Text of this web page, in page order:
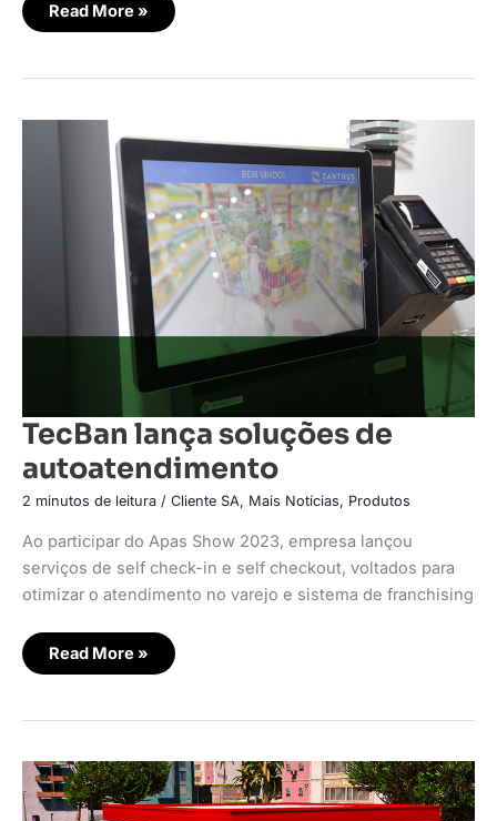
Read More »
TecBan lança soluções de
autoatendimento
2 minutos de leitura / Cliente SA, Mais Notícias, Produtos
Ao participar do Apas Show 2023, empresa lançou
serviços de self check-in e self checkout, voltados para
otimizar o atendimento no varejo e sistema de franchising
TecBan
soluções
autoatendimento
Read More »
Banco24Horas
aposta
no
metaverso